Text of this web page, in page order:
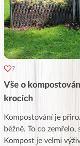
7
Vše o
krocích
Kompostování je
běžně. To co
Kompost je velmi